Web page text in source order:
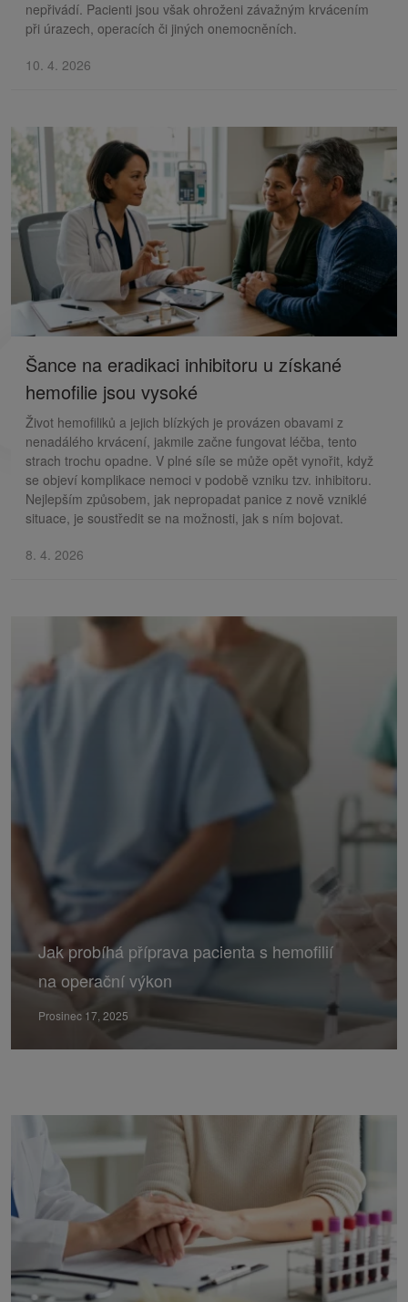
nepřivádí. Pacienti jsou však ohroženi závažným krvácením
při úrazech, operacích či jiných onemocněních.
10. 4. 2026
Šance na eradikaci inhibitoru u získané
hemofilie jsou vysoké
Život hemofiliků a jejich blízkých je provázen obavami z
nenadálého krvácení, jakmile začne fungovat léčba, tento
strach trochu opadne. V plné síle se může opět vynořit, když
se objeví komplikace nemoci v podobě vzniku tzv. inhibitoru.
Nejlepším způsobem, jak nepropadat panice z nově vzniklé
situace, je soustředit se na možnosti, jak s ním bojovat.
8. 4. 2026
Jak probíhá příprava pacienta s hemofilií
na operační výkon
Prosinec 17, 2025